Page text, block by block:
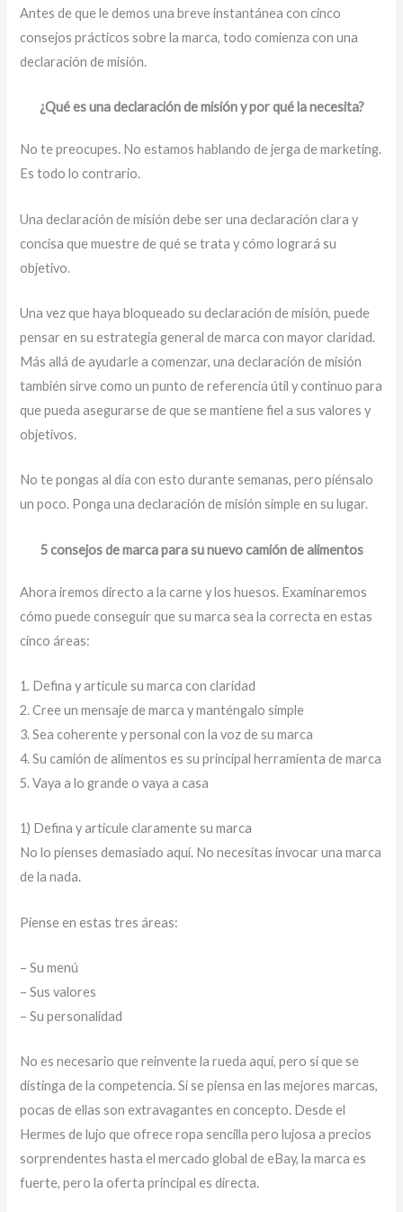
Antes de que le demos una breve instantánea con cinco
consejos prácticos sobre la marca, todo comienza con una
declaración de misión.
¿Qué es una declaración de misión y por qué la necesita?
No te preocupes. No estamos hablando de jerga de marketing.
Es todo lo contrario.
Una declaración de misión debe ser una declaración clara y
concisa que muestre de qué se trata y cómo logrará su
objetivo.
Una vez que haya bloqueado su declaración de misión, puede
pensar en su estrategia general de marca con mayor claridad.
Más allá de ayudarle a comenzar, una declaración de misión
también sirve como un punto de referencia útil y continuo para
que pueda asegurarse de que se mantiene fiel a sus valores y
objetivos.
No te pongas al día con esto durante semanas, pero piénsalo
un poco. Ponga una declaración de misión simple en su lugar.
5 consejos de marca para su nuevo camión de alimentos
Ahora iremos directo a la carne y los huesos. Examinaremos
cómo puede conseguir que su marca sea la correcta en estas
cinco áreas:
1. Defina y articule su marca con claridad
2. Cree un mensaje de marca y manténgalo simple
3. Sea coherente y personal con la voz de su marca
4. Su camión de alimentos es su principal herramienta de marca
5. Vaya a lo grande o vaya a casa
1) Defina y articule claramente su marca
No lo pienses demasiado aquí. No necesitas invocar una marca
de la nada.
Piense en estas tres áreas:
– Su menú
– Sus valores
– Su personalidad
No es necesario que reinvente la rueda aquí, pero sí que se
distinga de la competencia. Si se piensa en las mejores marcas,
pocas de ellas son extravagantes en concepto. Desde el
Hermes de lujo que ofrece ropa sencilla pero lujosa a precios
sorprendentes hasta el mercado global de eBay, la marca es
fuerte, pero la oferta principal es directa.